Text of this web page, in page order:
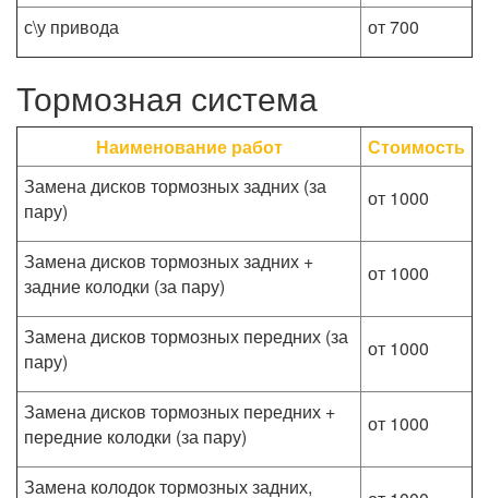
с\у привода
от 700
Тормозная система
Наименование работ
Стоимость
Замена дисков тормозных задних (за
пару)
от 1000
Замена дисков тормозных задних +
задние колодки (за пару)
от 1000
Замена дисков тормозных передних (за
пару)
от 1000
Замена дисков тормозных передних +
передние колодки (за пару)
от 1000
Замена колодок тормозных задних,